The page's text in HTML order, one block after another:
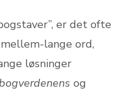
er det ofte
lange ord,
løsninger
og